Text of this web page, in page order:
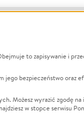
Zbieraj na
Leczenie
Zwierzęta
Pożar
to zapisywanie i
bezpieczeństwo oraz
Możesz wyrazić zgodę na
w stopce serwisu